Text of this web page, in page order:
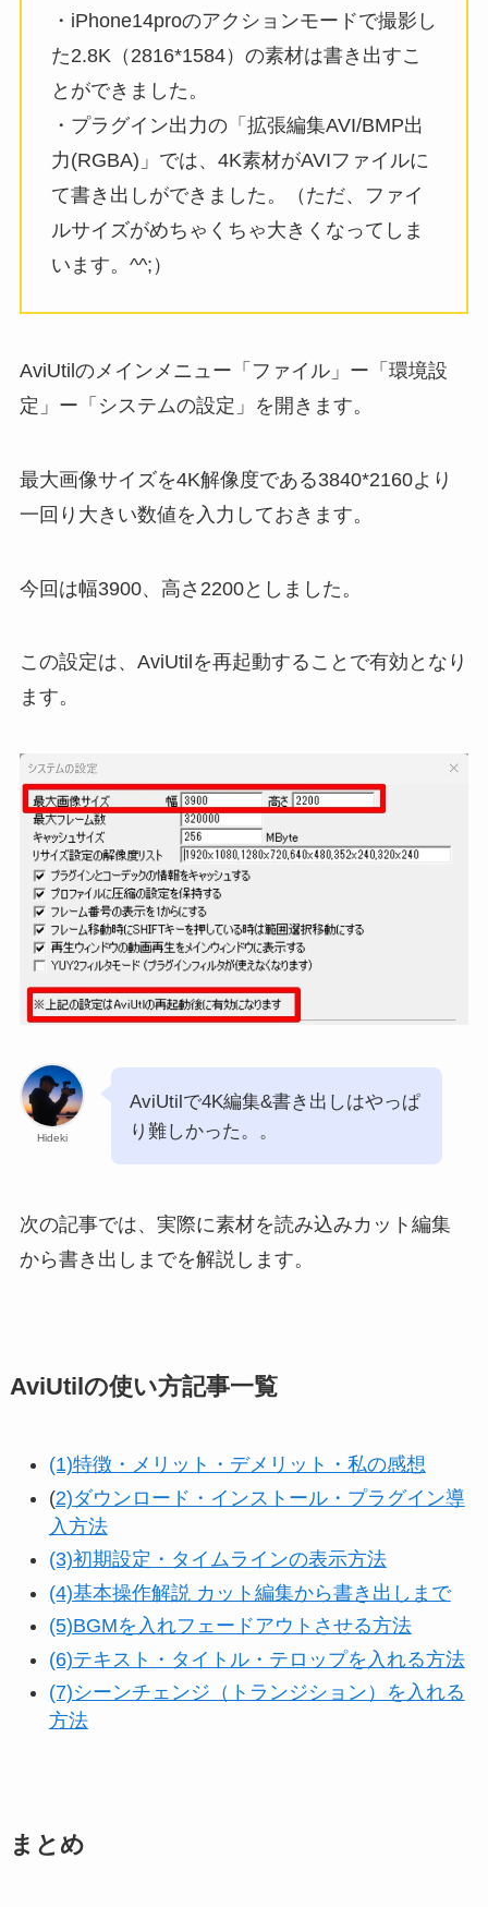
・iPhone14proのアクションモードで撮影し
た2.8K（2816*1584）の素材は書き出すこ
とができました。
・プラグイン出力の「拡張編集AVI/BMP出
力(RGBA)」では、4K素材がAVIファイルに
て書き出しができました。（ただ、ファイ
ルサイズがめちゃくちゃ大きくなってしま
います。^^;）
AviUtilのメインメニュー「ファイル」ー「環境設
定」ー「システムの設定」を開きます。
最大画像サイズを4K解像度である3840*2160より
一回り大きい数値を入力しておきます。
今回は幅3900、高さ2200としました。
この設定は、AviUtilを再起動することで有効となり
ます。
Hideki
AviUtilで4K編集&書き出しはやっぱ
り難しかった。。
次の記事では、実際に素材を読み込みカット編集
から書き出しまでを解説します。
AviUtilの使い方記事一覧
(1)特徴・メリット・デメリット・私の感想
(2)ダウンロード・インストール・プラグイン導
入方法
(3)初期設定・タイムラインの表示方法
(4)基本操作解説 カット編集から書き出しまで
(5)BGMを入れフェードアウトさせる方法
(6)テキスト・タイトル・テロップを入れる方法
(7)シーンチェンジ（トランジション）を入れる
方法
まとめ